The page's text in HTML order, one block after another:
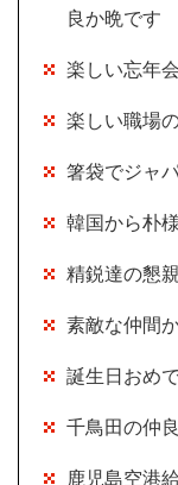
良か晩です
楽しい忘年
楽しい職場
箸袋でジャ
韓国から朴
精鋭達の懇
素敵な仲間
誕生日おめ
千鳥田の仲
鹿児島空港